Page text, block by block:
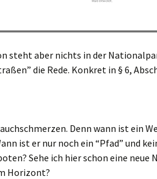
steht aber nichts in der
die Rede. Konkret in § 6,
Denn wann ist ein
ist er nur noch ein “Pfad” und
Sehe ich hier schon eine
Horizont?